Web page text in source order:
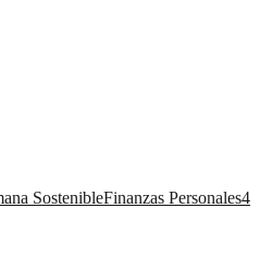
SostenibleFinanzas Personales4